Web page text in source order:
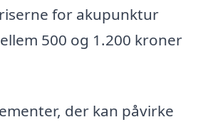
for akupunktur
500 og 1.200 kroner
der kan påvirke